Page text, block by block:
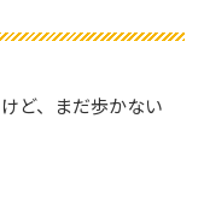
ど、まだ歩かない